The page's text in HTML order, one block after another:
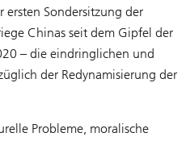
ersten Sondersitzung der
Chinas seit dem Gipfel der
– die eindringlichen und
der Redynamisierung der
Probleme, moralische